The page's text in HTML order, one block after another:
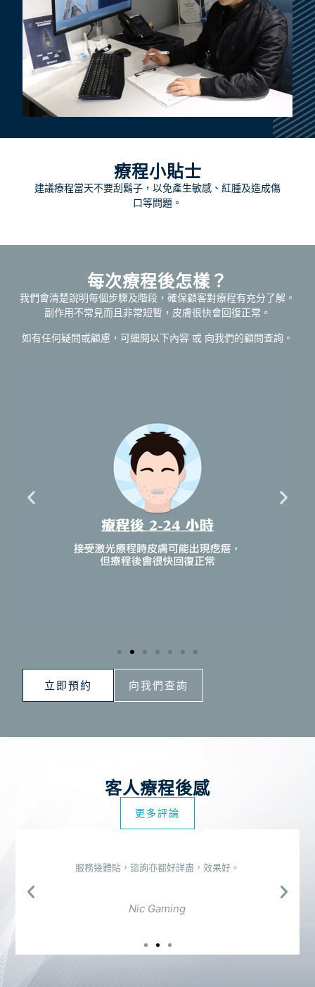
療程小貼士
建議療程當天不要刮鬍子，以免產生敏感、紅腫及造成傷
口等問題。
每次療程後怎樣？
我們會清楚說明每個步驟及階段，確保顧客對療程有充分了解。
副作用不常見而且非常短暫，皮膚很快會回復正常。
如有任何疑問或顧慮，可細閱以下內容 或 向我們的顧問查詢。
立即預約 向我們查詢
客人療程後感
更多評論
服務幾體貼，諮詢亦都好詳盡，效果好。
Nic Gaming